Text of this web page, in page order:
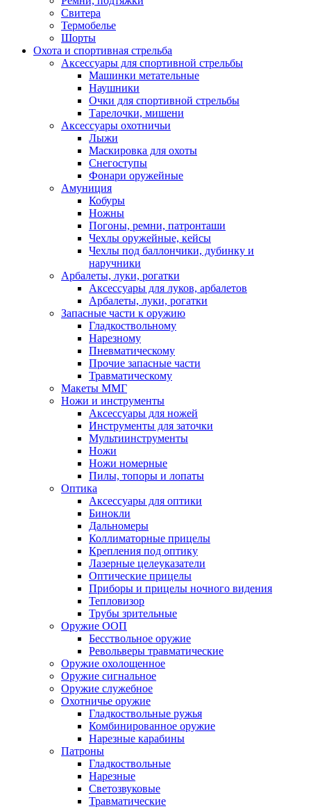
Свитера
Термобелье
Шорты
Охота и спортивная стрельба
Аксессуары для спортивной стрельбы
Машинки метательные
Наушники
Очки для спортивной стрельбы
Тарелочки, мишени
Аксессуары охотничьи
Лыжи
Маскировка для охоты
Снегоступы
Фонари оружейные
Амуниция
Кобуры
Ножны
Погоны, ремни, патронташи
Чехлы оружейные, кейсы
Чехлы под баллончики, дубинку и
наручники
Арбалеты, луки, рогатки
Аксессуары для луков, арбалетов
Арбалеты, луки, рогатки
Запасные части к оружию
Гладкоствольному
Нарезному
Пневматическому
Прочие запасные части
Травматическому
Макеты ММГ
Ножи и инструменты
Аксессуары для ножей
Инструменты для заточки
Мультиинструменты
Ножи
Ножи номерные
Пилы, топоры и лопаты
Оптика
Аксессуары для оптики
Бинокли
Дальномеры
Коллиматорные прицелы
Крепления под оптику
Лазерные целеуказатели
Оптические прицелы
Приборы и прицелы ночного видения
Тепловизор
Трубы зрительные
Оружие ООП
Бесствольное оружие
Револьверы травматические
Оружие охолощенное
Оружие сигнальное
Оружие служебное
Охотничье оружие
Гладкоствольные ружья
Комбинированное оружие
Нарезные карабины
Патроны
Гладкоствольные
Нарезные
Светозвуковые
Травматические